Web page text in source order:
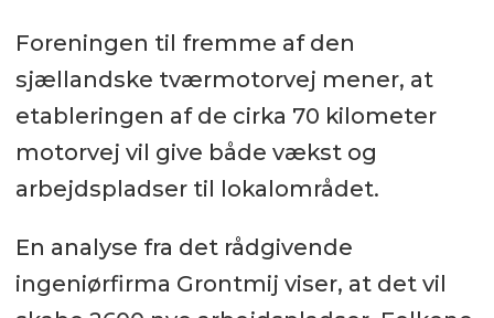
Foreningen til fremme af den
sjællandske tværmotorvej mener, at
etableringen af de cirka 70 kilometer
motorvej vil give både vækst og
arbejdspladser til lokalområdet.
En analyse fra det rådgivende
ingeniørfirma Grontmij viser, at det vil